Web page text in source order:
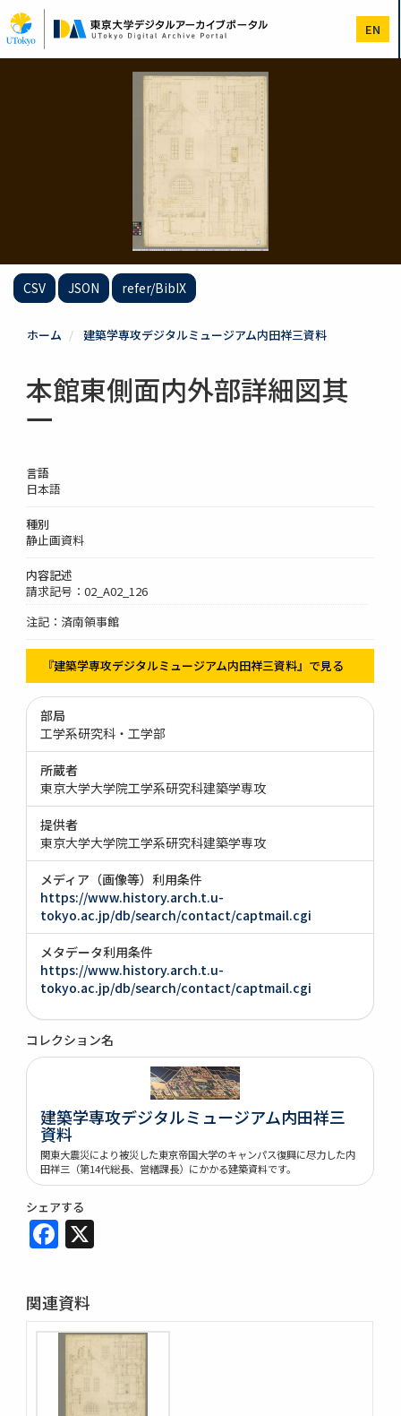
イ
ン
コ
EN
CSV JSON refer/BibIX
ホーム 建築学専攻デジタルミュージアム内田祥三資料
本館東側面内外部詳細図其
一
言語
日本語
種別
静止画資料
内容記述
請求記号：02_A02_126
注記：済南領事館
『建築学専攻デジタルミュージアム内田祥三資料』で見る
部局
工学系研究科・工学部
所蔵者
東京大学大学院工学系研究科建築学専攻
提供者
東京大学大学院工学系研究科建築学専攻
メディア（画像等）利用条件
https://www.history.arch.t.u-
tokyo.ac.jp/db/search/contact/captmail.cgi
メタデータ利用条件
https://www.history.arch.t.u-
tokyo.ac.jp/db/search/contact/captmail.cgi
コレクション名
建築学専攻デジタルミュージアム内田祥三
資料
関東大震災により被災した東京帝国大学のキャンパス復興に尽力した内
田祥三（第14代総長、営繕課長）にかかる建築資料です。
シェアする
Facebook
関連資料